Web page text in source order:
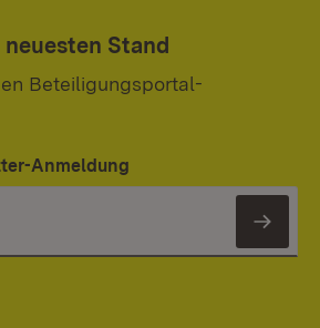
neuesten Stand
Beteiligungsportal-
Anmeldung